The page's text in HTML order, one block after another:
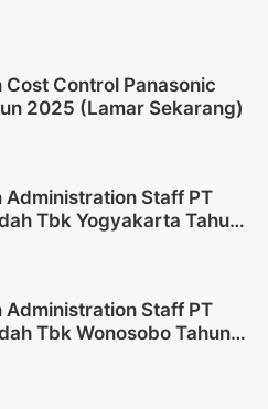
Cost Control Panasonic
2025 (Lamar Sekarang)
Administration Staff PT
Tbk Yogyakarta Tahun
Administration Staff PT
Tbk Wonosobo Tahun